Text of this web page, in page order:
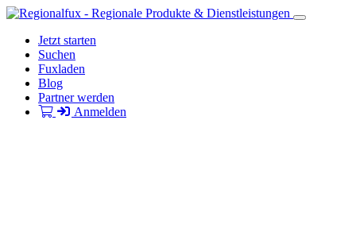
Jetzt starten
Suchen
Fuxladen
Blog
Partner werden
Anmelden